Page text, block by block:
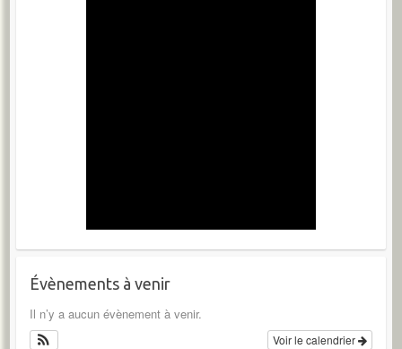
Évènements à venir
Il n’y a aucun évènement à venir.
Voir le calendrier